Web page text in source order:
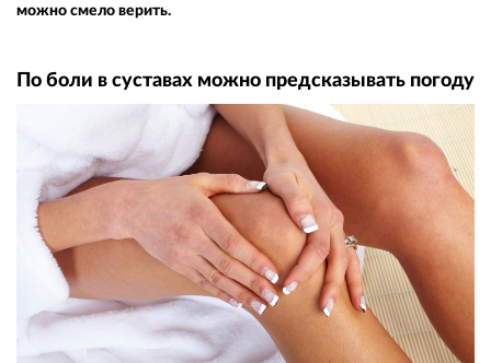
можно смело верить.
По боли в суставах можно предсказывать погоду